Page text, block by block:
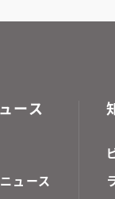
ース
ュース